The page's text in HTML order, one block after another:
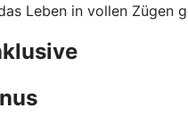
Leben in vollen Zügen